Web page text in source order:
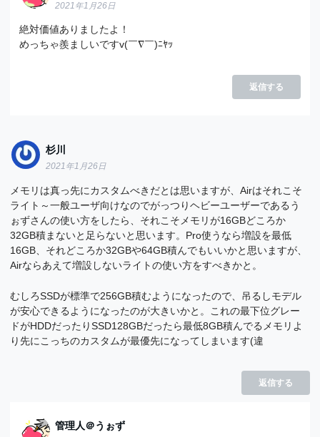
2021年1月26日
絶対価値ありましたよ！
めっちゃ羨ましいですv(￣∇￣)ﾆﾔｯ
返信する
杉川
2021年1月26日
メモリは真っ先にカスタムべきだとは思いますが、Airはそれこそ
ライト～一般ユーザ向けなのでがっつりヘビーユーザーであるう
ぉずさんの使い方をしたら、それこそメモリが16GBどころか
32GB積まないと足らないと思います。Pro使うなら増設を最低
16GB、それどころか32GBや64GB積んでもいいかと思いますが、
Airならあえて増設しないライトの使い方をすべきかと。
むしろSSDが標準で256GB積むようになったので、吊るしモデル
が安心できるようになったのが大きいかと。これの最下位グレー
ドがHDDだったりSSD128GBだったら最低8GB積んでるメモリよ
り先にこっちのカスタムが最優先になってしまいます(違
返信する
管理人＠うぉず